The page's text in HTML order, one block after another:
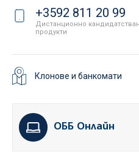
+3592 811 20 99
Дистанционно
продукти
Клонове и банкомати
ОББ Онлайн